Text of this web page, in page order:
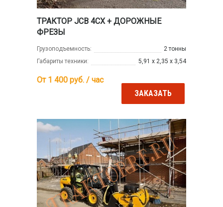
ТРАКТОР JCB 4CX + ДОРОЖНЫЕ
ФРЕЗЫ
Грузоподъемность:
2 тонны
Габариты техники:
5,91 х 2,35 х 3,54
От 1 400 руб. / час
ЗАКАЗАТЬ